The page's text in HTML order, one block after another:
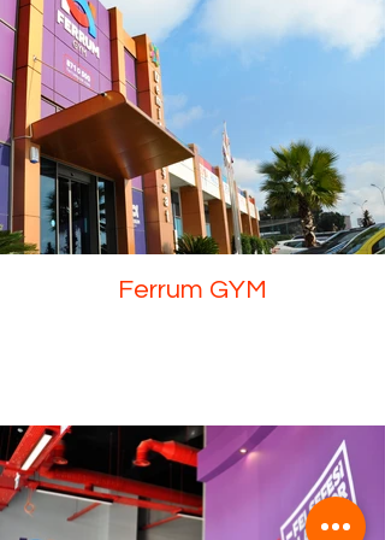
Ferrum GYM